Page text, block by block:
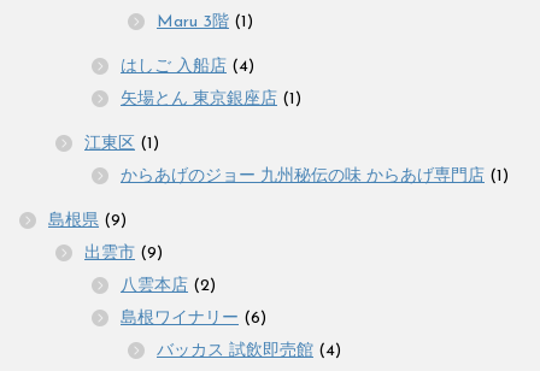
Maru 3階 (1)
はしご 入船店 (4)
矢場とん 東京銀座店 (1)
江東区 (1)
からあげのジョー 九州秘伝の味 からあげ専門店 (1)
島根県 (9)
出雲市 (9)
八雲本店 (2)
島根ワイナリー (6)
バッカス 試飲即売館 (4)